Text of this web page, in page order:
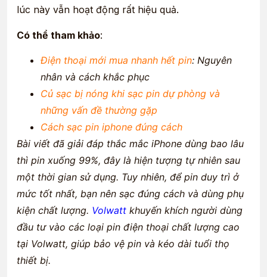
lúc này vẫn hoạt động rất hiệu quả.
Có thể tham khảo:
Điện thoại mới mua nhanh hết pin: Nguyên
nhân và cách khắc phục
Củ sạc bị nóng khi sạc pin dự phòng và
những vấn đề thường gặp
Cách sạc pin iphone đúng cách
Bài viết đã giải đáp thắc mắc iPhone dùng bao lâu
thì pin xuống 99%, đây là hiện tượng tự nhiên sau
một thời gian sử dụng. Tuy nhiên, để pin duy trì ở
mức tốt nhất, bạn nên sạc đúng cách và dùng phụ
kiện chất lượng. Volwatt khuyến khích người dùng
đầu tư vào các loại pin điện thoại chất lượng cao
tại Volwatt, giúp bảo vệ pin và kéo dài tuổi thọ
thiết bị.